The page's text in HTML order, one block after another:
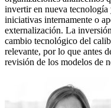
invertir en nueva tecnología
iniciativas internamente o
externalización. La
cambio tecnológico del
relevante, por lo que antes
revisión de los modelos de